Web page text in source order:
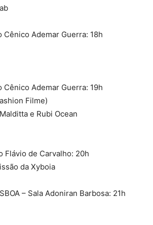
Ademar Guerra: 18h
Ademar Guerra: 19h
Filme)
e Rubi Ocean
Flávio de Carvalho: 20h
da Xyboia
– Sala Adoniran Barbosa: 21h